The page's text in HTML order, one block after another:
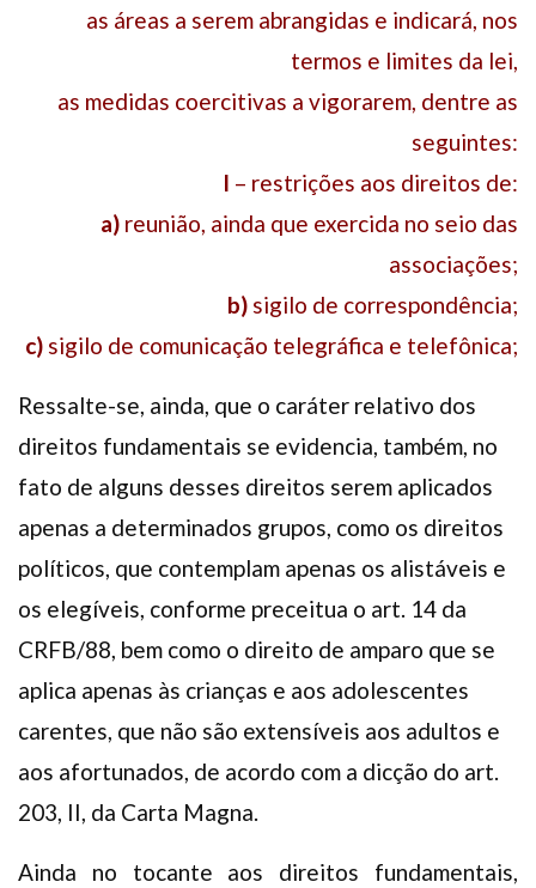
as áreas a serem abrangidas e indicará, nos
termos e limites da lei,
as medidas coercitivas a vigorarem, dentre as
seguintes:
I – restrições aos direitos de:
a) reunião, ainda que exercida no seio das
associações;
b) sigilo de correspondência;
c) sigilo de comunicação telegráfica e telefônica;
Ressalte-se, ainda, que o caráter relativo dos
direitos fundamentais se evidencia, também, no
fato de alguns desses direitos serem aplicados
apenas a determinados grupos, como os direitos
políticos, que contemplam apenas os alistáveis e
os elegíveis, conforme preceitua o art. 14 da
CRFB/88, bem como o direito de amparo que se
aplica apenas às crianças e aos adolescentes
carentes, que não são extensíveis aos adultos e
aos afortunados, de acordo com a dicção do art.
203, II, da Carta Magna.
Ainda no tocante aos direitos fundamentais,